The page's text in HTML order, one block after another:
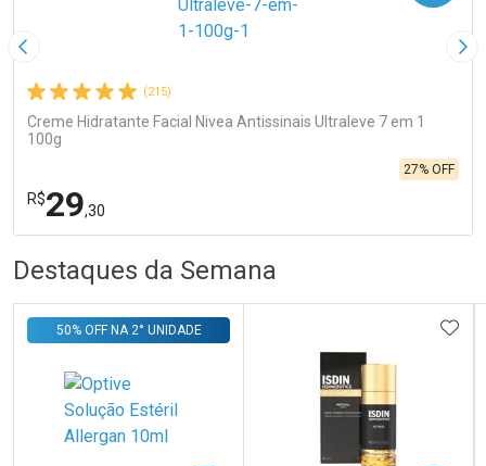
Imagem Anterior
(215)
Creme Hidratante Facial Nivea Antissinais Ultraleve 7 em 1
100g
R$29,30
27% OFF
Laboratório
Por Menos
Destaques da Semana
50% OFF NA 2° UNIDADE